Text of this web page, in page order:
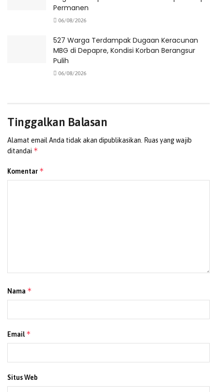
Permanen
06/08/2026
527 Warga Terdampak Dugaan Keracunan
MBG di Depapre, Kondisi Korban Berangsur
Pulih
06/08/2026
Tinggalkan Balasan
Alamat email Anda tidak akan dipublikasikan.
Ruas yang wajib
ditandai *
Komentar *
Nama *
Email*
Situs Web